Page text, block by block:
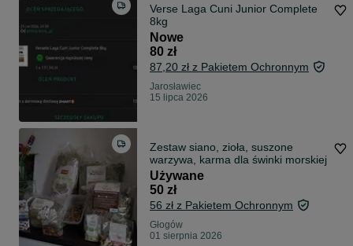
Verse Laga Cuni Junior Complete
8kg
Nowe
80 zł
87,20 zł z Pakietem Ochronnym
Jarosławiec
15 lipca 2026
Zestaw siano, zioła, suszone
warzywa, karma dla świnki morskiej
Używane
50 zł
56 zł z Pakietem Ochronnym
Głogów
01 sierpnia 2026